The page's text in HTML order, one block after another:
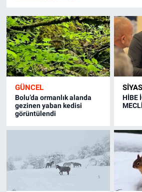
GÜNCEL
Bolu’da ormanlık alanda
gezinen yaban kedisi
görüntülendi
HİBE